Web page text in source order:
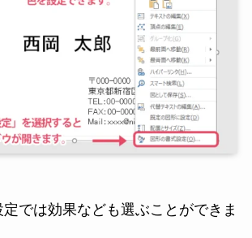
定では効果なども選ぶことができま